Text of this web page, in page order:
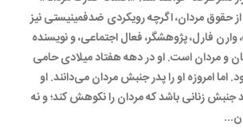
حقوق مردان، اگرچه رویکردی ضدفمینیستی نیز
وارن فارل، پژوهشگر، فعال اجتماعی، و نویسنده
و مردان است. او در دهه هفتاد میلادی حامی
اما امروزه او را پدر جنبش مردان می‌دانند. او
جنبش زنانی باشد که مردان را نکوهش کند؛ و نه